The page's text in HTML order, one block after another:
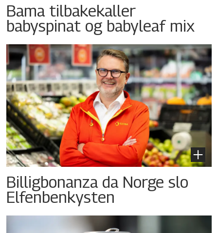
Bama tilbakekaller
babyspinat og babyleaf mix
Billigbonanza da Norge slo
Elfenbenkysten